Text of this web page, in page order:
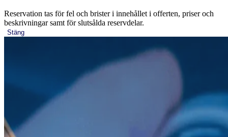
Reservation tas för fel och brister i innehållet i offerten, priser och
beskrivningar samt för slutsålda reservdelar.
Stäng